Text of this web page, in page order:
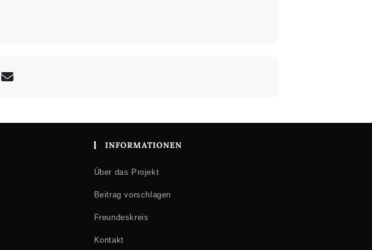
INFORMATIONEN
Über das Projekt
Beitrag vorschlagen
Freundeskreis
Kontakt